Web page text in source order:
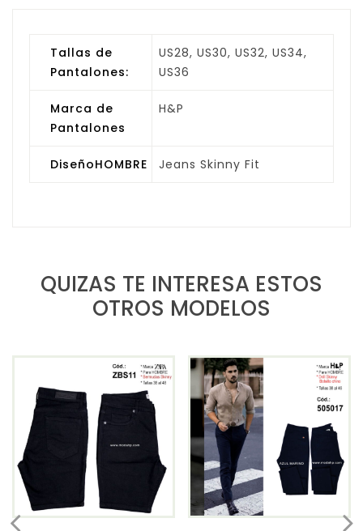
Tallas de
Pantalones:
US28, US30, US32, US34,
US36
Marca de
Pantalones
H&P
DiseñoHOMBRE Jeans Skinny Fit
QUIZAS TE INTERESA ESTOS
OTROS MODELOS